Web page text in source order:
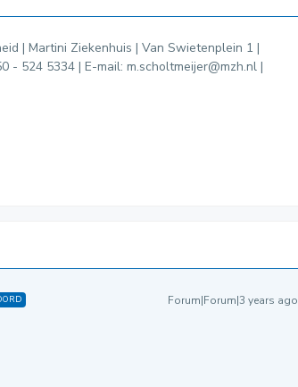
| Martini Ziekenhuis | Van Swietenplein 1 |
- 524 5334 | E-mail: m.scholtmeijer@mzh.nl |
Forum|Forum|3 years ago